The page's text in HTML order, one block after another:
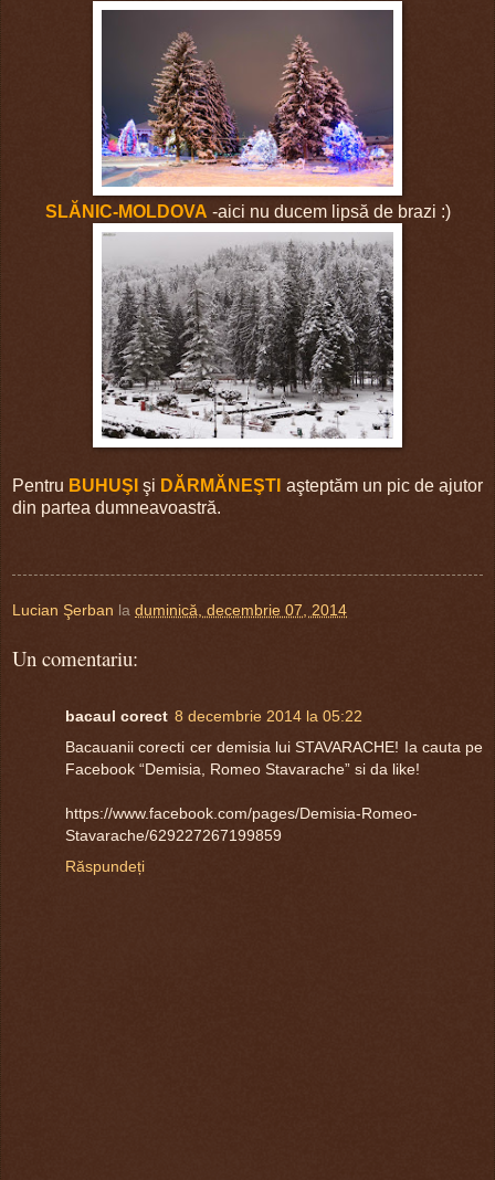
SLĂNIC-MOLDOVA -aici nu ducem lipsă de brazi :)
Pentru BUHUŞI şi DĂRMĂNEŞTI aşteptăm un pic de ajutor
din partea dumneavoastră.
Lucian Şerban la duminică, decembrie 07, 2014
Un comentariu:
bacaul corect 8 decembrie 2014 la 05:22
Bacauanii corecti cer demisia lui STAVARACHE! Ia cauta pe
Facebook “Demisia, Romeo Stavarache” si da like!
https://www.facebook.com/pages/Demisia-Romeo-
Stavarache/629227267199859
Răspundeți